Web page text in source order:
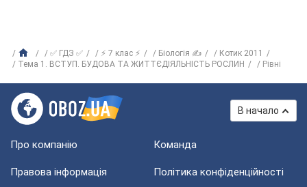
✅ ГДЗ ✅ ⚡ 7 клас ⚡ Біологія ✍
Котик 2011
Тема 1. ВСТУП. БУДОВА ТА ЖИТТЄДІЯЛЬНІСТЬ РОСЛИН
Рівні
В начало
Про компанію Команда
Правова інформація Політика конфіденційності